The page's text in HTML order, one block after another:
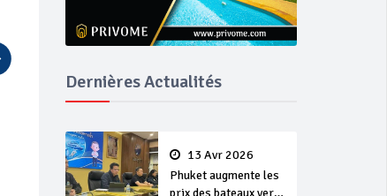
Dernières Actualités
13 Avr 2026
Phuket augmente les
prix des bateaux vers